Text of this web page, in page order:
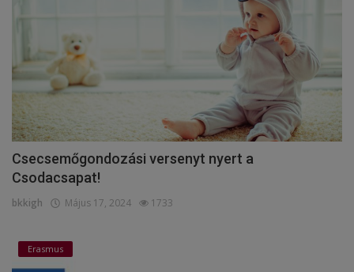
Csecsemőgondozási versenyt nyert a
Csodacsapat!
bkkigh Május 17, 2024 1733
Erasmus